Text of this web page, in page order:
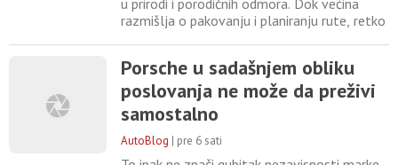
u prirodi i porodičnih odmora. Dok većina
razmišlja o pakovanju i planiranju rute, retko
Originalni Mazdini dodaci su razvijeni
posebno za Mazdina vozila i objedinjuju
praktičnost, kvalitet i besprekornu
usklađenost sa dizajnom vozila
Porsche u sadašnjem obliku
poslovanja ne može da preživi
samostalno
AutoBlog | pre 6 sati